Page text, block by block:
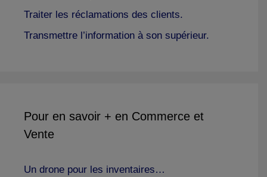
Traiter les réclamations des clients.
Transmettre l’information à son supérieur.
Pour en savoir + en Commerce et
Vente
Un drone pour les inventaires…